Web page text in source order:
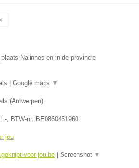
Nalinnes en in de provincie
Google maps ▼
(Antwerpen)
-, BTW-nr: BE0860451960
jou
voor-jou.be Screenshot ▼